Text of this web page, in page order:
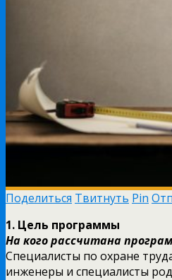
Поделиться Твитнуть Pin
1. Цель программы
На кого рассчитана
Специалисты по охране
инженеры и специалисты